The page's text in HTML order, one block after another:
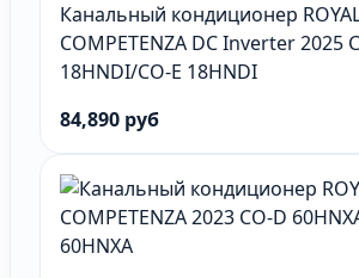
Канальный кондиционер
COMPETENZA DC Inverter 2025
18HNDI/CO-E 18HNDI
84,890 руб